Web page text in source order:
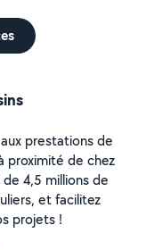
prestations de
proximité de chez
4,5 millions de
et facilitez
projets !